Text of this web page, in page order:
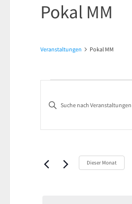
Pokal MM
Veranstaltungen Pokal MM
Suche
und
Ansichten,
Navigation
Bitte
eingeben.
nach
Veranstaltungen
Dieser Monat